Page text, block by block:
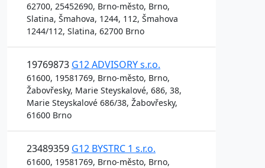
62700, 25452690, Brno-město, Brno,
Slatina, Šmahova, 1244, 112, Šmahova
1244/112, Slatina, 62700 Brno
19769873 G12 ADVISORY s.r.o.
61600, 19581769, Brno-město, Brno,
Žabovřesky, Marie Steyskalové, 686, 38,
Marie Steyskalové 686/38, Žabovřesky,
61600 Brno
23489359 G12 BYSTRC 1 s.r.o.
61600, 19581769, Brno-město, Brno,